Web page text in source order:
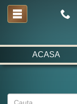
ACASA